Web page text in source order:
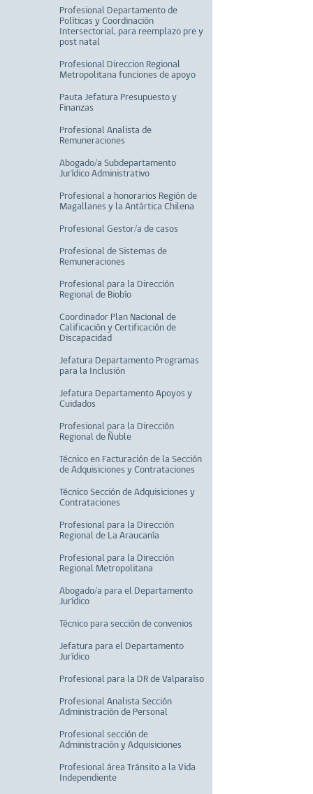
Profesional Departamento de
Políticas y Coordinación
Intersectorial, para reemplazo pre y
post natal
Profesional Direccion Regional
Metropolitana funciones de apoyo
Pauta Jefatura Presupuesto y
Finanzas
Profesional Analista de
Remuneraciones
Abogado/a Subdepartamento
Jurídico Administrativo
Profesional a honorarios Región de
Magallanes y la Antártica Chilena
Profesional Gestor/a de casos
Profesional de Sistemas de
Remuneraciones
Profesional para la Dirección
Regional de Biobío
Coordinador Plan Nacional de
Calificación y Certificación de
Discapacidad
Jefatura Departamento Programas
para la Inclusión
Jefatura Departamento Apoyos y
Cuidados
Profesional para la Dirección
Regional de Ñuble
Técnico en Facturación de la Sección
de Adquisiciones y Contrataciones
Técnico Sección de Adquisiciones y
Contrataciones
Profesional para la Dirección
Regional de La Araucanía
Profesional para la Dirección
Regional Metropolitana
Abogado/a para el Departamento
Jurídico
Técnico para sección de convenios
Jefatura para el Departamento
Jurídico
Profesional para la DR de Valparaíso
Profesional Analista Sección
Administración de Personal
Profesional sección de
Administración y Adquisiciones
Profesional área Tránsito a la Vida
Independiente